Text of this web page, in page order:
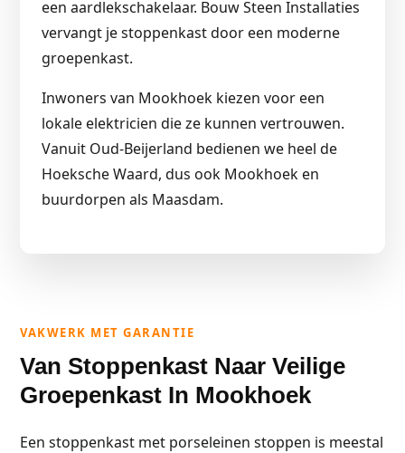
een aardlekschakelaar. Bouw Steen Installaties
vervangt je stoppenkast door een moderne
groepenkast.
Inwoners van Mookhoek kiezen voor een
lokale elektricien die ze kunnen vertrouwen.
Vanuit Oud-Beijerland bedienen we heel de
Hoeksche Waard, dus ook Mookhoek en
buurdorpen als Maasdam.
VAKWERK MET GARANTIE
Van Stoppenkast Naar Veilige
Groepenkast In Mookhoek
Een stoppenkast met porseleinen stoppen is meestal